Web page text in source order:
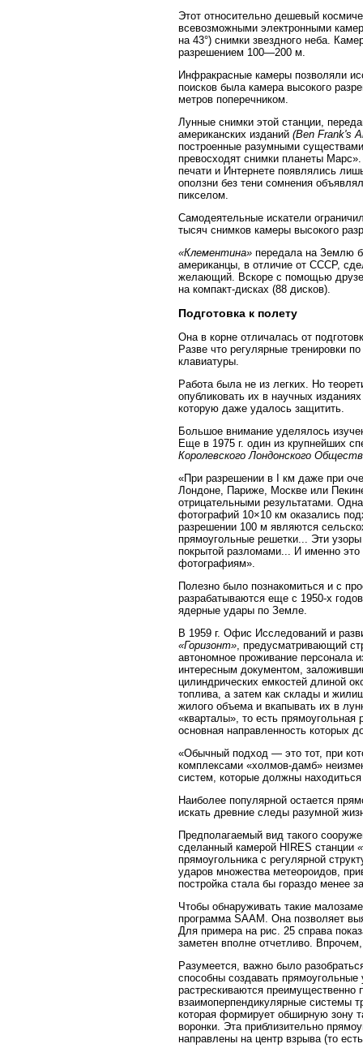
Этот относительно дешевый
всевозможными электронными
на 43°) снимки звездного неба.
разрешением 100—200 м.
Инфракрасные камеры позволяли
поисков была камера высокого
метров поперечником.
Лунные снимки этой станции,
американских изданий (Ben Frank's
построенные разумными
превосходят снимки планеты
печати и Интернете появлялись
оползни без тени сомнения
пикселом.
Самодеятельные искатели
тысяч снимков камеры высокого
«Клементина» передала на Землю
американцы, в отличие от СССР,
желающий. Вскоре с помощью
на компакт-дисках (88 дисков).
Подготовка к полету
Она в корне отличалась от
Разве что регулярные тренировки
клавиатуры.
Работа была не из легких. Но
опубликовать их в научных
которую даже удалось защитить.
Большое внимание уделялось
Еще в 1975 г. один из крупнейших
Королевского Лондонского
«При разрешении в I км даже при
Лондоне, Париже, Москве или
отрицательными результатами.
фотографий 10×10 км оказались
разрешении 100 м являются
прямоугольные решетки... Эти
покрытой разломами... И именно это
фотографиям».
Полезно было познакомиться и с
разрабатываются еще с 1950-х
ядерные удары по Земле.
В 1959 г. Офис Исследований и
«Горизонт» , предусматривающий
автономное проживание персонала
интересным документом,
цилиндрических емкостей длиной
топлива, а затем как склады и
жилого объема и вкапывать их в
«кварталы», то есть
основная направленность которых
«Обычный подход — это тот, при
комплексами «холмов-дамб»
систем, которые должны
Наиболее популярной остается
искать древние следы разумной
Предполагаемый вид такого
сделанный камерой HIRES станции
прямоугольника с регулярной
ударов множества метеороидов,
постройка стала бы гораздо менее
Чтобы обнаруживать такие
программа SAAM. Она позволяет
Для примера на рис. 25 справа
заметен вполне отчетливо.
Разумеется, важно было
способны создавать прямоугольные
растрескиваются преимущественно
взаимоперпендикулярные системы
которая формирует обширную зону
воронки. Эта приблизительно
направлены на центр взрыва (то